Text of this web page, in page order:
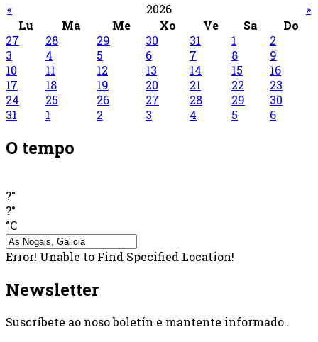
« 2026
»
Lu
Ma Me Xo Ve Sa
Do
27
28 29 30 31 1
2
3
4 5 6 7 8
9
10
11 12 13 14 15
16
17
18 19 20 21 22
23
24
25 26 27 28 29
30
31
1 2 3 4 5 6
O tempo
?°
?°
°C
Error! Unable to Find Specified Location!
Newsletter
Suscríbete ao noso boletín e mantente informado..